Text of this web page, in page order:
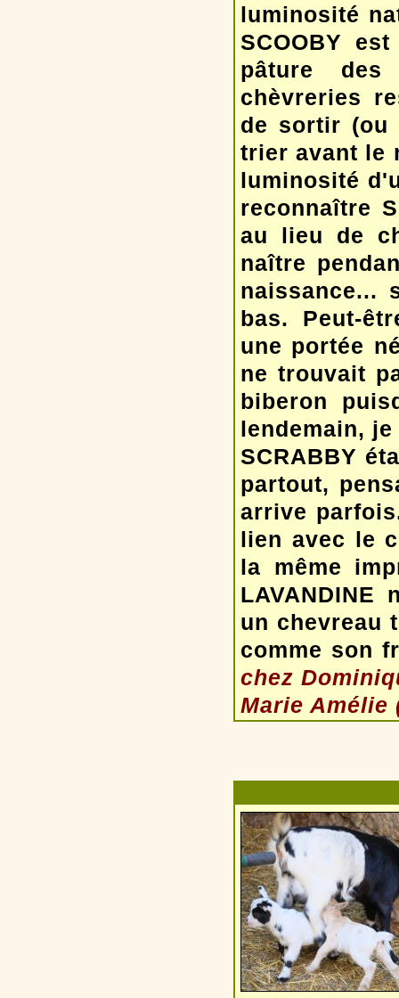
luminosité
SCOOBY
pâture
chèvreries
de sortir (ou
trier avant le
luminosité
reconnaître
au lieu de
naître
naissance...
bas. Peut-
une portée
ne trouvait
biberon
lendemain,
SCRABBY
partout,
arrive
lien avec le
la même
LAVANDINE
un chevreau
comme son
chez
Marie Amélie